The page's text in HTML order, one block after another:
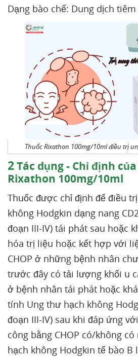
Dạng bào chế: Dung dịch
Thuốc Rixathon 100mg/10ml điều trị
2Tác dụng - Chỉ định
Rixathon 100mg/10ml
Thuốc được chỉ định để điều
không Hodgkin dạng nang
đoạn III-IV) tái phát sau hoặc
hóa trị liệu hoặc kết hợp với
CHOP ở những bệnh nhân
trước đây có tải lượng khối u
ở bệnh nhân tái phát hoặc
tính Ung thư hạch không
đoạn III-IV) sau khi đáp ứng
công bằng CHOP có/không
hạch không Hodgkin tế bào